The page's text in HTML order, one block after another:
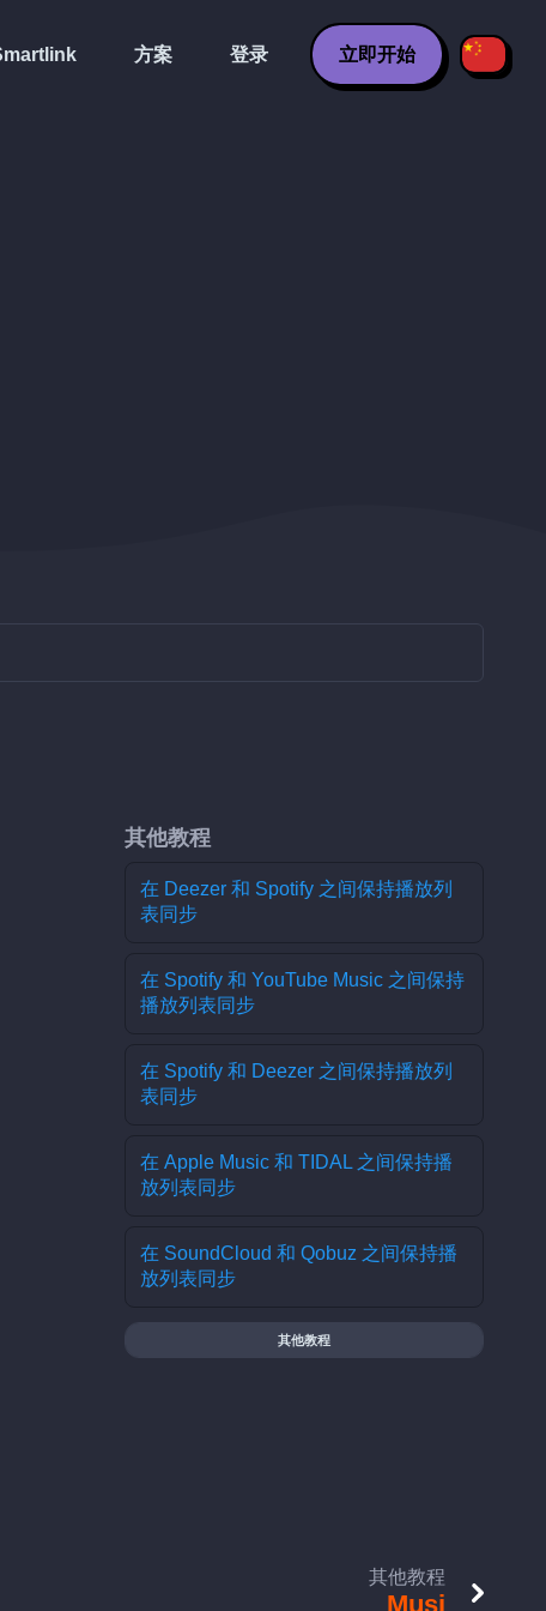
方案 登录 立即开始
其他教程
在 Deezer 和 Spotify 之间保持播放列
表同步
在 Spotify 和 YouTube Music 之间保持
播放列表同步
在 Spotify 和 Deezer 之间保持播放列
表同步
在 Apple Music 和 TIDAL 之间保持播
放列表同步
在 SoundCloud 和 Qobuz 之间保持播
放列表同步
其他教程
其他教程
Musi